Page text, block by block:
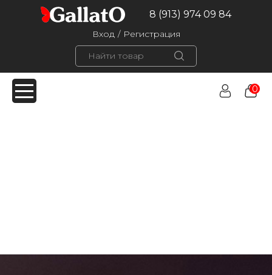
8 (913) 974 09 84
Вход / Регистрация
0